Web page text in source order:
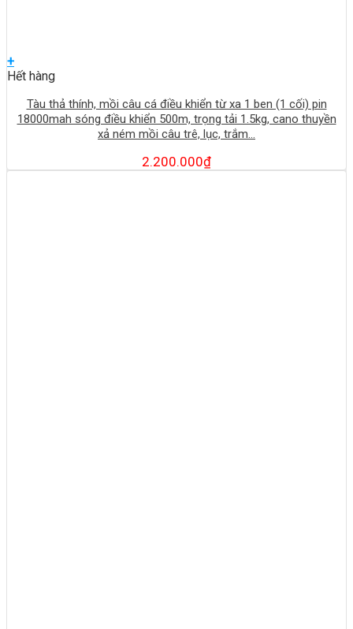
+
Hết hàng
Tàu thả thính, mồi câu cá điều khiển từ xa 1 ben (1 cối) pin
18000mah sóng điều khiển 500m, trọng tải 1.5kg, cano thuyền
xả ném mồi câu trê, lục, trắm…
2.200.000₫